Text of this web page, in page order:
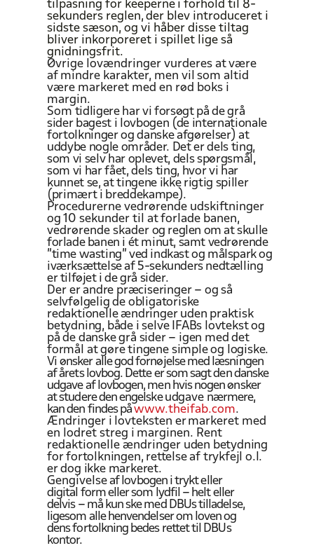
tilpasning for keeperne i forhold til 8-
sekunders reglen, der blev introduceret i
sidste sæson, og vi håber disse tiltag
bliver inkorporeret i spillet lige så
gnidningsfrit.
Øvrige lovændringer vurderes atvære
af mindre karakter, men vil som altid
være markeret med en rød boks i
margin.
Som tidligere har vi forsøgt på de grå
sider bagest i lovbogen (de internationale
fortolkninger og danske afgørelser) at
uddybe nogle områder. Det er dels ting,
som vi selv har oplevet, dels spørgsmål,
som vi har fået, dels ting, hvor vi har
kunnet se, at tingene ikke rigtig spiller
(primært i breddekampe).
Procedurerne vedrørende udskiftninger
og 10 sekunder til atforlade banen,
vedrørende skader og reglen om at skulle
forlade banen i ét minut, samt vedrørende
”time wasting” ved indkast og målspark og
iværksættelse af 5-sekunders nedtælling
er tilføjet i de grå sider.
Der er andre præciseringer – og så
selvfølgelig de obligatoriske
redaktionelle ændringer uden praktisk
betydning, både i selve IFABs lovtekst og
på de danske grå sider – igen med det
formål at gøre tingene simple og logiske.
Vi ønsker alle god fornøjelse med læsningen
af årets lovbog. Dette er som sagt den danske
udgave af lovbogen, men hvis nogen ønsker
at studere den engelskeudgave nærmere,
kan den findes påwww.theifab.com.
Ændringer i lovteksten ermarkeret med
en lodret streg i marginen. Rent
redaktionelle ændringer uden betydning
for fortolkningen, rettelse af trykfejl o.l.
er dog ikke markeret.
Gengivelseaf lovbogen i trykt eller
digital form eller som lydfil – helt eller
delvis – må kun ske med DBUs tilladelse,
ligesom alle henvendelser om loven og
dens fortolkning bedes rettet til DBUs
kontor.